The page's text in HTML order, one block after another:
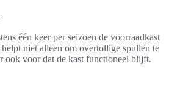
één keer per seizoen de voorraadkast
niet alleen om overtollige spullen te
ook voor dat de kast functioneel blijft.